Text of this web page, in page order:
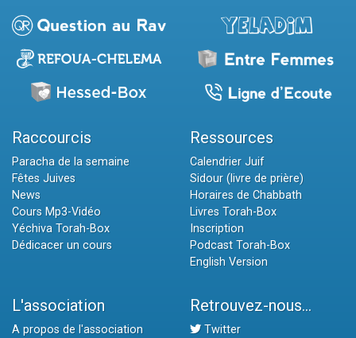
Raccourcis
Paracha de la semaine
Fêtes Juives
News
Cours Mp3-Vidéo
Yéchiva Torah-Box
Dédicacer un cours
Ressources
Calendrier Juif
Sidour (livre de prière)
Horaires de Chabbath
Livres Torah-Box
Inscription
Podcast Torah-Box
English Version
L'association
A propos de l'association
Retrouvez-nous...
Twitter